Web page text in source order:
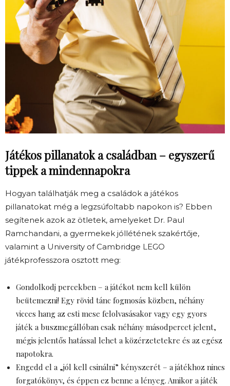
Játékos pillanatok a családban – egyszerű
tippek a mindennapokra
Hogyan találhatják meg a családok a játékos
pillanatokat még a legzsúfoltabb napokon is? Ebben
segítenek azok az ötletek, amelyeket Dr. Paul
Ramchandani, a gyermekek jóllétének szakértője,
valamint a University of Cambridge LEGO
játékprofesszora osztott meg:
Gondolkodj percekben – a játékot nem kell külön
beütemezni! Egy rövid tánc fogmosás közben, néhány
vicces hang az esti mese felolvasásakor vagy egy gyors
játék a buszmegállóban csak néhány másodpercet jelent,
mégis jelentős hatással lehet a közérzetetekre és az egész
napotokra.
Engedd el a „jól kell csinálni” kényszerét – a játékhoz nincs
forgatókönyv, és éppen ez benne a lényeg. Amikor a játék